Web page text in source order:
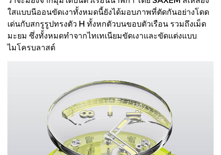
ใสแบบนีออนขัดเงาทั้งหมดนี้ยังได้มอบภาพที่ตัดกันอย่างโดด
เด่นกับสกรูรูปทรงตัว H ทั้งหกตัวบนขอบตัวเรือน รวมถึงเม็ด
มะยม ซึ่งทั้งหมดทำจากไทเทเนียมขัดเงาและขัดแต่งแบบ
ไมโครบลาสต์